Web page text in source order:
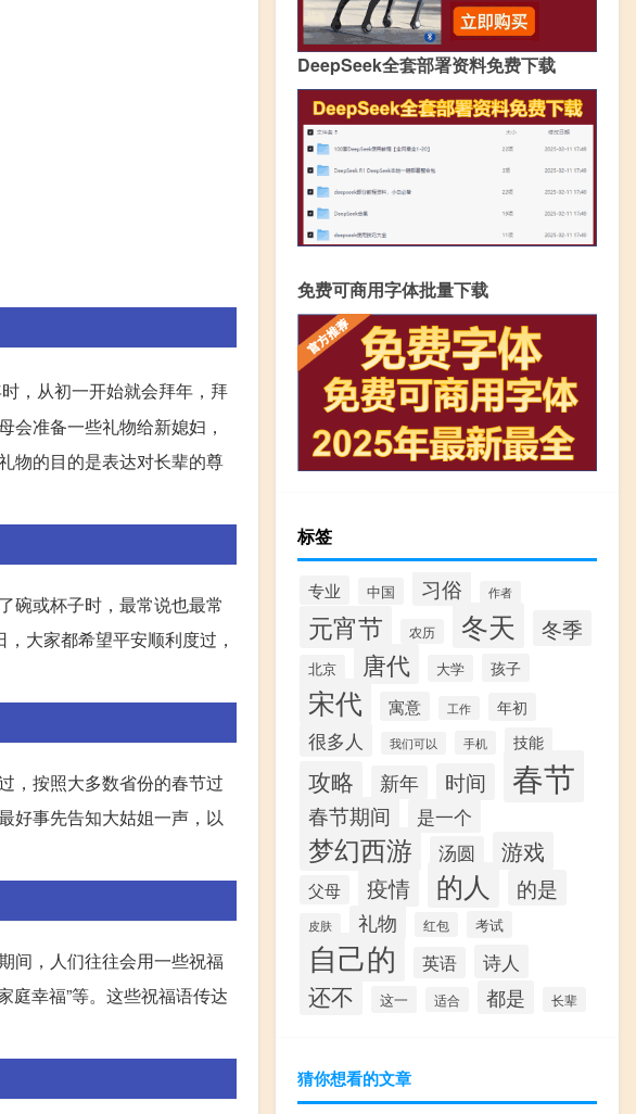
，从初一开始就会拜年，拜
会准备一些礼物给新媳妇，
物的目的是表达对长辈的尊
碗或杯子时，最常说也最常
大家都希望平安顺利度过，
，按照大多数省份的春节过
好事先告知大姑姐一声，以
间，人们往往会用一些祝福
庭幸福”等。这些祝福语传达
DeepSeek全套部署资料免费下载
免费可商用字体批量下载
标签
专业 中国 习俗 作者
元宵节 农历 冬天 冬季
北京 唐代 大学 孩子
宋代 寓意 工作 年初
很多人 我们可以 手机 技能
攻略 新年 时间 春节
春节期间 是一个
梦幻西游 汤圆 游戏
父母 疫情 的人 的是
皮肤 礼物 红包 考试
自己的 英语 诗人
还不 这一 适合 都是 长辈
猜你想看的文章